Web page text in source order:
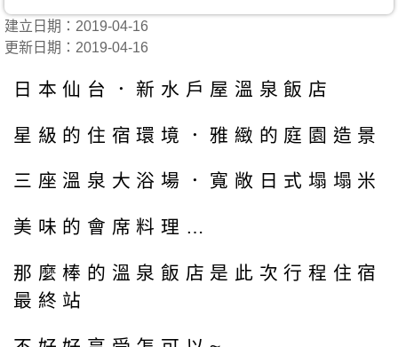
建立日期：2019-04-16
更新日期：2019-04-16
日本仙台．新水戶屋溫泉飯店
星級的住宿環境．雅緻的庭園造景
三座溫泉大浴場．寬敞日式塌塌米
美味的會席料理…
那麼棒的溫泉飯店是此次行程住宿
最終站